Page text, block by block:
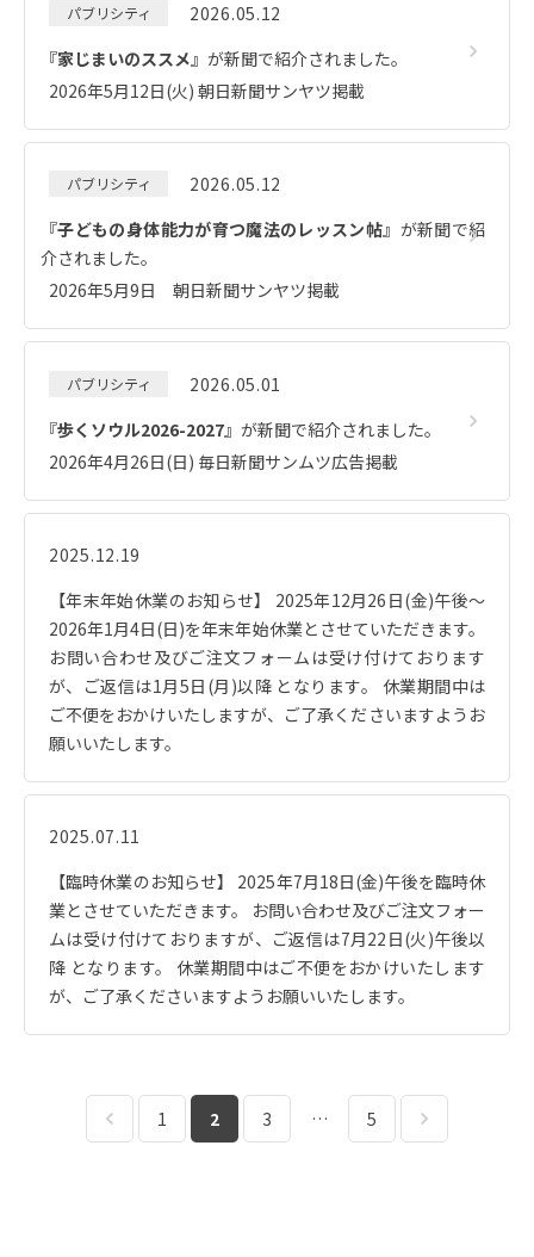
パブリシティ
2026.05.12
『家じまいのススメ』が新聞で紹介されました。
2026年5月12日(火) 朝日新聞サンヤツ掲載
パブリシティ
2026.05.12
『子どもの身体能力が育つ魔法のレッスン帖』が新聞で紹
介されました。
2026年5月9日 朝日新聞サンヤツ掲載
パブリシティ
2026.05.01
『歩くソウル2026-2027』が新聞で紹介されました。
2026年4月26日(日) 毎日新聞サンムツ広告掲載
2025.12.19
【年末年始休業のお知らせ】 2025年12月26日(金)午後～
2026年1月4日(日)を年末年始休業とさせていただきます。
お問い合わせ及びご注文フォームは受け付けております
が、ご返信は1月5日(月)以降 となります。 休業期間中は
ご不便をおかけいたしますが、ご了承くださいますようお
願いいたします。
2025.07.11
【臨時休業のお知らせ】 2025年7月18日(金)午後を臨時休
業とさせていただきます。 お問い合わせ及びご注文フォー
ムは受け付けておりますが、ご返信は7月22日(火)午後以
降 となります。 休業期間中はご不便をおかけいたします
が、ご了承くださいますようお願いいたします。
1 2 3 … 5